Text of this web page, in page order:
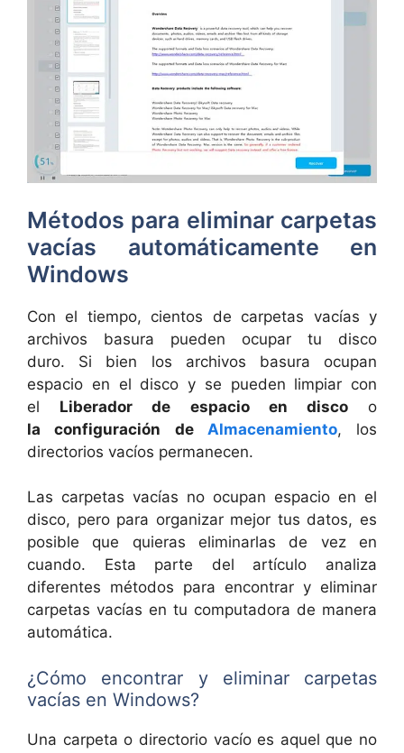
Métodos para eliminar carpetas
vacías automáticamente en
Windows
Con el tiempo, cientos de carpetas vacías y
archivos basura pueden ocupar tu disco
duro. Si bien los archivos basura ocupan
espacio en el disco y se pueden limpiar con
el Liberador de espacio en discoo
la configuración de Almacenamiento, los
directorios vacíos permanecen.
Las carpetas vacías no ocupan espacio en el
disco, pero para organizar mejor tus datos, es
posible que quieras eliminarlas de vez en
cuando. Esta parte del artículo analiza
diferentes métodos para encontrar y eliminar
carpetas vacías en tu computadora de manera
automática.
¿Cómo encontrar y eliminar carpetas
vacías en Windows?
Una carpeta o directorio vacío es aquel que no